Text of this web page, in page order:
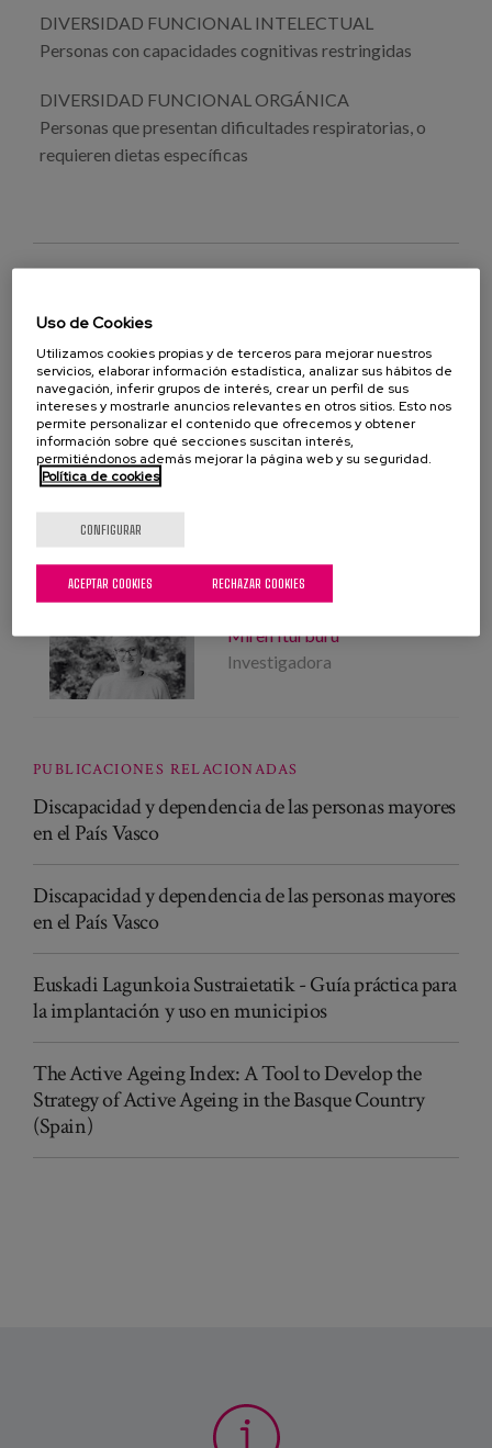
DIVERSIDAD FUNCIONAL INTELECTUAL
Personas con capacidades cognitivas restringidas
DIVERSIDAD FUNCIONAL ORGÁNICA
Personas que presentan dificultades respiratorias, o
requieren dietas específicas
Turismo accesibilidad Pais Vasco
PROFESIONALES
Miren Iturburu
Investigadora
PUBLICACIONES RELACIONADAS
Discapacidad y dependencia de las personas mayores
en el País Vasco
Discapacidad y dependencia de las personas mayores
en el País Vasco
Euskadi Lagunkoia Sustraietatik - Guía práctica para
la implantación y uso en municipios
The Active Ageing Index: A Tool to Develop the
Strategy of Active Ageing in the Basque Country
(Spain)
Uso de Cookies
Utilizamos cookies propias y de terceros para mejorar nuestros
servicios, elaborar información estadística, analizar sus hábitos de
navegación, inferir grupos de interés, crear un perfil de sus
intereses y mostrarle anuncios relevantes en otros sitios. Esto nos
permite personalizar el contenido que ofrecemos y obtener
información sobre qué secciones suscitan interés,
permitiéndonos además mejorar la página web y su seguridad.
Política de cookies
CONFIGURAR
RECHAZAR COOKIES
ACEPTAR COOKIES